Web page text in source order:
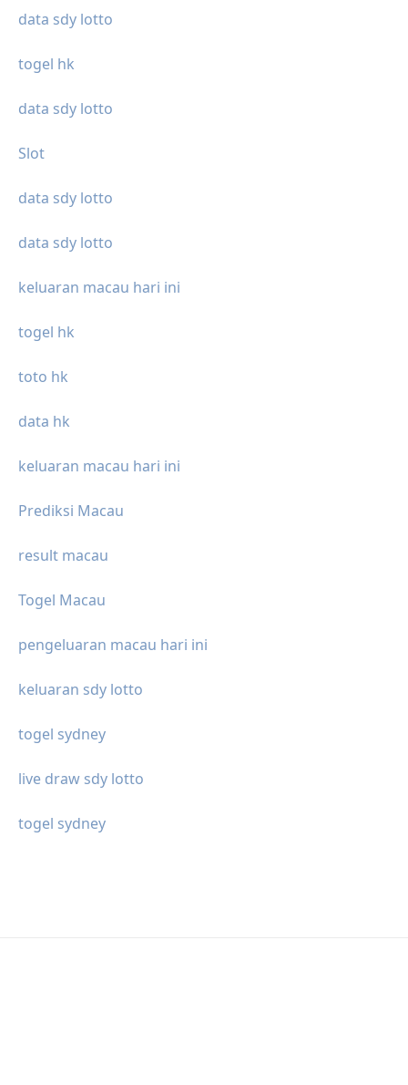
data sdy lotto
togel hk
data sdy lotto
Slot
data sdy lotto
data sdy lotto
keluaran macau hari ini
togel hk
toto hk
data hk
keluaran macau hari ini
Prediksi Macau
result macau
Togel Macau
pengeluaran macau hari ini
keluaran sdy lotto
togel sydney
live draw sdy lotto
togel sydney